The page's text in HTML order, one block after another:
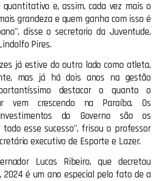
e, assim, cada vez mais o
grandeza e quem ganha com isso é
disse o secretario da Juventude,
Pires.
já estive do outro lado como atleta,
mas já há dois anos na gestão
destacar o quanto o
vem crescendo na Paraíba. Os
do Governo são os
todo esse sucesso", frisou o professor
executivo de Esporte e Lazer.
Lucas Ribeiro, que decretou
2024 é um ano especial pelo fato de a